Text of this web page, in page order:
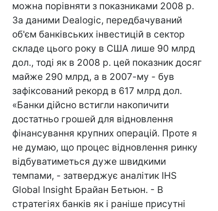
можна порівняти з показниками 2008 р.
За даними Dealogic, передбачуваний
об'єм банківських інвестицій в сектор
складе цього року в США лише 90 млрд
дол., тоді як в 2008 р. цей показник досяг
майже 290 млрд, а в 2007-му - був
зафіксований рекорд в 617 млрд дол.
«Банки дійсно встигли накопичити
достатньо грошей для відновлення
фінансування крупних операцій. Проте я
не думаю, що процес відновлення ринку
відбуватиметься дуже швидкими
темпами, - затверджує аналітик IHS
Global Insight Брайан Бетьюн. - В
стратегіях банків як і раніше присутні